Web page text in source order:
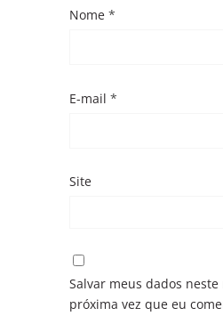
Nome *
E-mail *
Site
Salvar meus dados
próxima vez que eu